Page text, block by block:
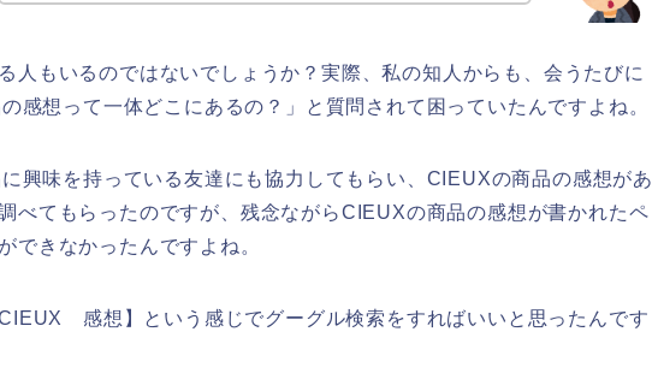
人もいるのではないでしょうか？実際、私の知人からも、会うたびに
感想って一体どこにあるの？」と質問されて困っていたんですよね。
興味を持っている友達にも協力してもらい、CIEUXの商品の感想があ
べてもらったのですが、残念ながらCIEUXの商品の感想が書かれたペ
できなかったんですよね。
感想】という感じでグーグル検索をすればいいと思ったんです